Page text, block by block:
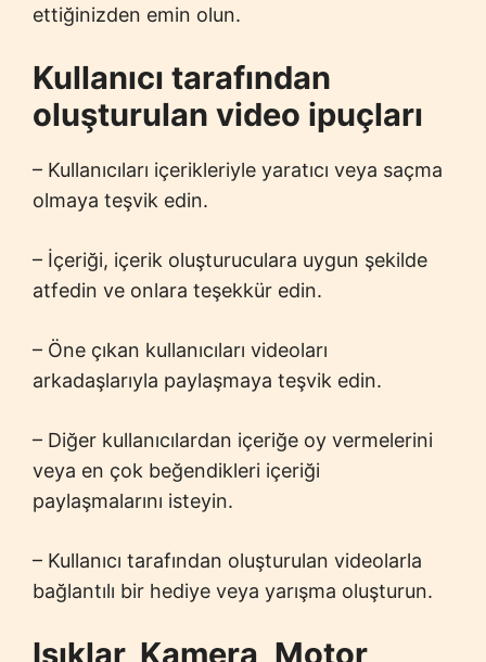
ettiğinizden emin olun.
Kullanıcı tarafından
oluşturulan video ipuçları
– Kullanıcıları içerikleriyle yaratıcı veya saçma
olmaya teşvik edin.
– İçeriği, içerik oluşturuculara uygun şekilde
atfedin ve onlara teşekkür edin.
– Öne çıkan kullanıcıları videoları
arkadaşlarıyla paylaşmaya teşvik edin.
– Diğer kullanıcılardan içeriğe oy vermelerini
veya en çok beğendikleri içeriği
paylaşmalarını isteyin.
– Kullanıcı tarafından oluşturulan videolarla
bağlantılı bir hediye veya yarışma oluşturun.
Işıklar, Kamera, Motor